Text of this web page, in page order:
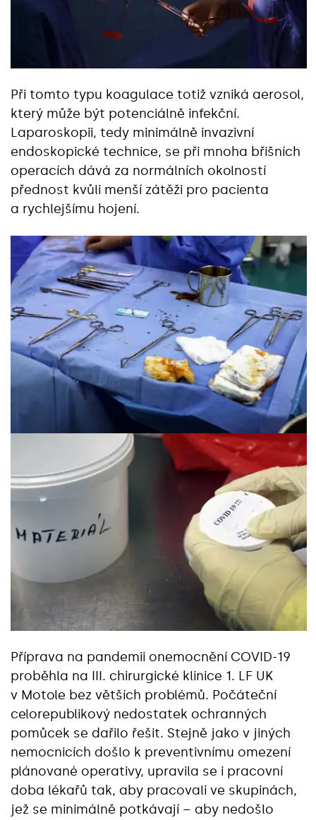
Při tomto typu koagulace totiž vzniká aerosol,
který může být potenciálně infekční.
Laparoskopii, tedy minimálně invazivní
endoskopické technice, se při mnoha břišních
operacích dává za normálních okolností
přednost kvůli menší zátěži pro pacienta
a rychlejšímu hojení.
Příprava na pandemii onemocnění COVID-19
proběhla na III. chirurgické klinice 1. LF UK
v Motole bez větších problémů. Počáteční
celorepublikový nedostatek ochranných
pomůcek se dařilo řešit. Stejně jako v jiných
nemocnicích došlo k preventivnímu omezení
plánované operativy, upravila se i pracovní
doba lékařů tak, aby pracovali ve skupinách,
jež se minimálně potkávají – aby nedošlo